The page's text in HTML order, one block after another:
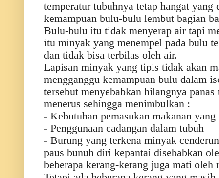
temperatur tubuhnya tetap hangat yang
kemampuan bulu-bulu lembut bagian
Bulu-bulu itu tidak menyerap air tapi
itu minyak yang menempel pada bulu
dan tidak bisa terbilas oleh air.
Lapisan minyak yang tipis tidak akan
mengganggu kemampuan bulu dalam
tersebut menyebabkan hilangnya
menerus sehingga menimbulkan :
- Kebutuhan pemasukan makanan yang
- Penggunaan cadangan dalam tubuh
- Burung yang terkena minyak
paus bunuh diri kepantai disebabkan
beberapa kerang-kerang juga mati oleh